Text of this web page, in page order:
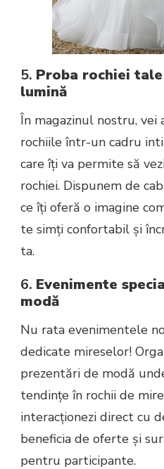
5. Proba rochiei
lumină
În magazinul nostru, vei
rochiile într-un cadru
care îți va permite să
rochiei. Dispunem de
ce îți oferă o imagine
te simți confortabil și
ta.
6. Evenimente
modă
Nu rata evenimentele
dedicate mireselor!
prezentări de modă
tendințe în rochii de
interacționezi direct cu
beneficia de oferte și
pentru participante.